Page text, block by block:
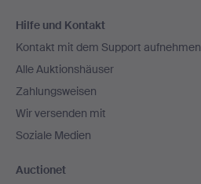
Navigation
Hilfe und Kontakt
Kontakt mit dem Support aufnehmen
Alle Auktionshäuser
Zahlungsweisen
Wir versenden mit
Soziale Medien
Auctionet